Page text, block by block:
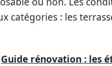
catégories : les
Guide rénovation : les